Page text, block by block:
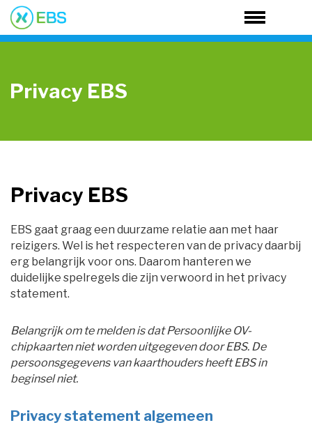
Privacy EBS
Privacy EBS
EBS gaat graag een duurzame relatie aan met haar
reizigers. Wel is het respecteren van de privacy daarbij
erg belangrijk voor ons. Daarom hanteren we
duidelijke spelregels die zijn verwoord in het privacy
statement.
Belangrijk om te melden is dat Persoonlijke OV-
chipkaarten niet worden uitgegeven door EBS. De
persoonsgegevens van kaarthouders heeft EBS in
beginsel niet.
Privacy statement algemeen